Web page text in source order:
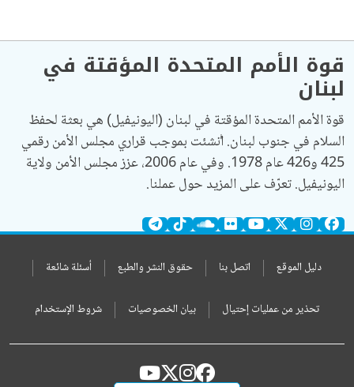
قوة الأمم المتحدة المؤقتة في
لبنان
قوة الأمم المتحدة المؤقتة في لبنان (اليونيفيل) هي بعثة لحفظ
السلام في جنوب لبنان. أُنشئت بموجب قراري مجلس الأمن رقمي
425 و426 عام 1978. وفي عام 2006، عزز مجلس الأمن ولاية
اليونيفيل. تعرّف على المزيد حول عملنا.
دليل الموقع اتصل بنا حقوق النشر والطبع أسئلة شائعة
تحذير من عمليات إحتيال بيان الخصوصيات شروط الإستخدام